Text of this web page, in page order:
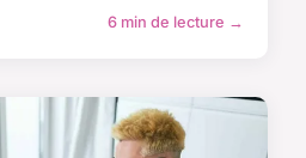
6 min de lecture →